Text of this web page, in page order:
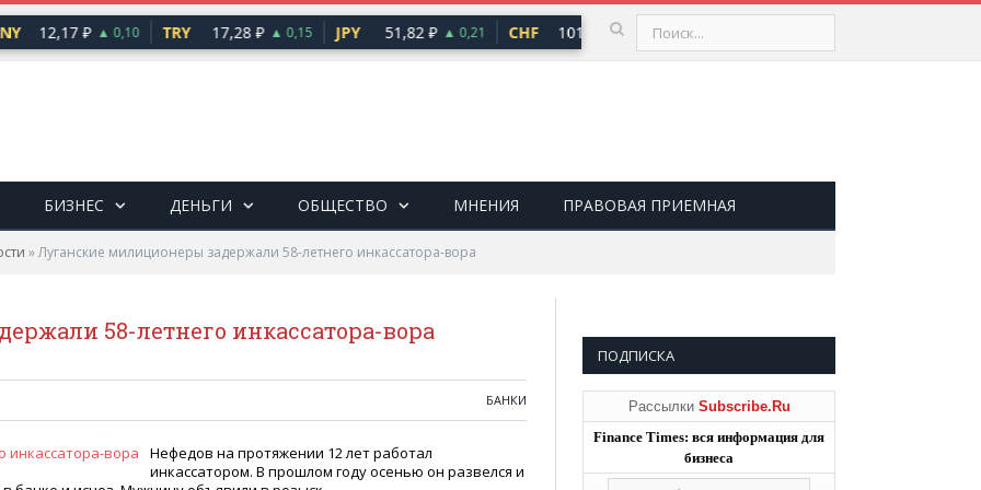
12,17 ₽ ▲ 0,10 TRY 17,28 ₽ ▲ 0,15 JPY 51,82 ₽ ▲ 0,21 CHF 101,30 ₽ ▲ 0,64 USD
БИЗНЕС ДЕНЬГИ ОБЩЕСТВО МНЕНИЯ ПРАВОВАЯ ПРИЕМНАЯ
»Луганские милиционеры задержали 58-летнего инкассатора-вора
58-летнего инкассатора-вора
БАНКИ
Нефедов на протяжении 12 лет работал
инкассатором. В прошлом году осенью он развелся и
ПОДПИСКА
Рассылки Subscribe.Ru
Finance Times: вся информация для
бизнеса